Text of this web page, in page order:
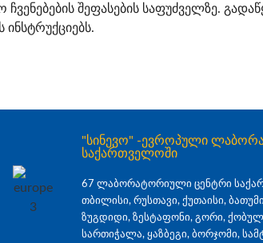
ჩვენებების შეფასების საფუძველზე.
ინსტრუქციებს.
"სინევო" -ევროპული
საქართველოში
67 ლაბორატორიული ცენტრი
თბილისი, რუსთავი, ქუთაისი,
ზუგდიდი, ზესტაფონი, გორი,
სართიჭალა, ყაზბეგი, ბორჯომი,